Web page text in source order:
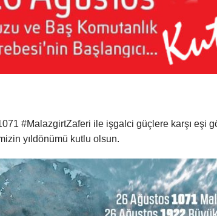
#MalazgirtZaferi ile işgalci güçlere karşı eşi
yıldönümü kutlu olsun.